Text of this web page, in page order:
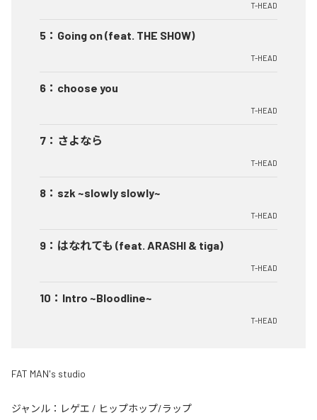
T-HEAD
5 ： Going on (feat. THE SHOW)
T-HEAD
6 ： choose you
T-HEAD
7 ： さよなら
T-HEAD
8 ： szk ~slowly slowly~
T-HEAD
9 ： はなれても (feat. ARASHI & tiga)
T-HEAD
10 ： Intro ~Bloodline~
T-HEAD
FAT MAN's studio
ジャンル： レゲエ / ヒップホップ/ラップ